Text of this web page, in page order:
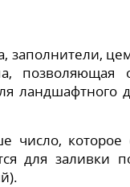
заполнители,
позволяющая
ландшафтного
которое
для заливки